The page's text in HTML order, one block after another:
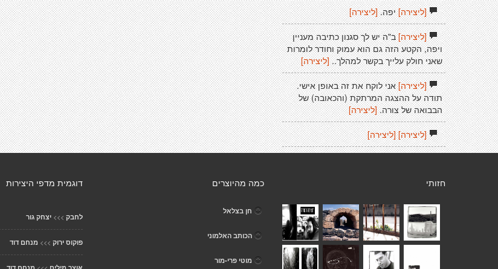
[ליצירה]יפה.[ליצירה]
[ליצירה]ב"ה יש לך סגנון כתיבה מעניין
ויפה, הקטע הזה גם הוא עמוק וחודר לומרות
שאני חולק עלייך בקשר למהלך..[ליצירה]
[ליצירה]אני לוקח את זה באופן אישי.
תודה על ההצגה המרתקת (והכאובה) של
הבבואה של צורה. [ליצירה]
[ליצירה] [ליצירה]
דוגמית מדפי היצירות
לחבק >>> יצחק גור
פוקוס ירוק >>> מנחם דוד
כמה מהיוצרים
חן בצלאל
הכותב האלמוני
מוטי פרי-מור
חזותי